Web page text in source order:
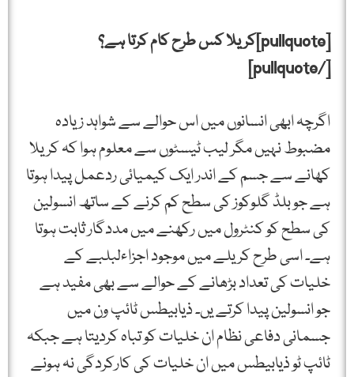
[pullquote]کریلا کس طرح کام کرتا ہے؟
[/pullquote]
اگرچہ ابھی انسانوں میں اس حوالے سے شواہد زیادہ
مضبوط نہیں مگر لیب ٹیسٹوں سے معلوم ہوا کہ کریلا
کھانے سے جسم کے اندر ایک کیمیائی ردعمل پیدا ہوتا
ہے جو بلڈ گلوکوز کی سطح کم کرنے کے ساتھ انسولین
کی سطح کو کنٹرول میں رکھنے میں مددگار ثابت ہوتا
ہے۔ اسی طرح کریلے میں موجود اجزاءلبلبے کے
خلیات کی تعداد بڑھانے کے حوالے سے بھی مفید ہے
جو انسولین پیدا کرتے یں۔ ذیابیطس ٹائپ ون میں
جسمانی دفاعی نظام ان خلیات کو تباہ کردیتا ہے جبکہ
ٹائپ ٹو ذیابیطس میں ان خلیات کی کارکردگی نہ ہونے